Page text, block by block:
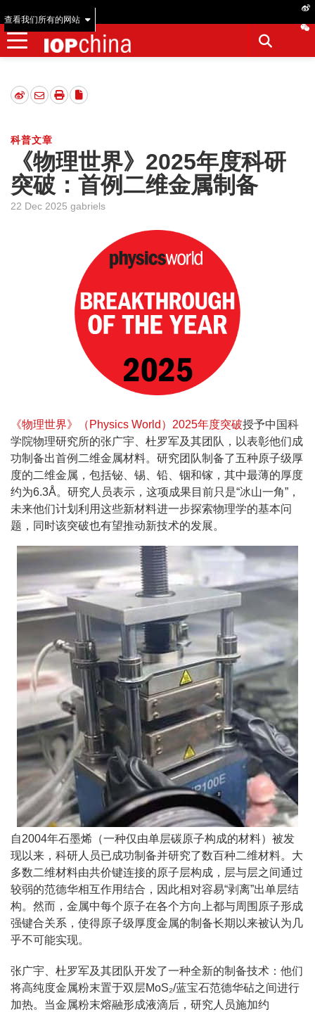
查看我们所有的网站
科普文章
《物理世界》2025年度科研
突破：首例二维金属制备
22 Dec 2025 gabriels
《物理世界》（Physics World）2025年度突破授予中国科
学院物理研究所的张广宇、杜罗军及其团队，以表彰他们成
功制备出首例二维金属材料。研究团队制备了五种原子级厚
度的二维金属，包括铋、锡、铅、铟和镓，其中最薄的厚度
约为6.3Å。研究人员表示，这项成果目前只是“冰山一角”，
未来他们计划利用这些新材料进一步探索物理学的基本问
题，同时该突破也有望推动新技术的发展。
自2004年石墨烯（一种仅由单层碳原子构成的材料）被发
现以来，科研人员已成功制备并研究了数百种二维材料。大
多数二维材料由共价键连接的原子层构成，层与层之间通过
较弱的范德华相互作用结合，因此相对容易“剥离”出单层结
构。然而，金属中每个原子在各个方向上都与周围原子形成
强键合关系，使得原子级厚度金属的制备长期以来被认为几
乎不可能实现。
张广宇、杜罗军及其团队开发了一种全新的制备技术：他们
将高纯度金属粉末置于双层MoS₂/蓝宝石范德华砧之间进行
加热。当金属粉末熔融形成液滴后，研究人员施加约